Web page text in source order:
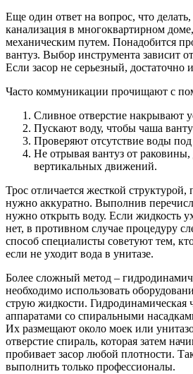
Еще один ответ на вопрос, что делать,
канализация в многоквартирном
механическим путем. Понадобится
вантуз. Выбор инструмента зависит
Если засор не серьезный, достаточно
Часто коммуникации прочищают с
Сливное отверстие накрывают
Пускают воду, чтобы чаша
Проверяют отсутствие воды
Не отрывая вантуз от
вертикальных движений.
Трос отличается жесткой
нужно аккуратно. Выполнив
нужно открыть воду. Если жидкость
нет, в противном случае процедуру
способ специалисты советуют тем,
если не уходит вода в унитазе.
Более сложный метод –
необходимо использовать
струю жидкости. Гидродинамическая
аппаратами со спиральными
Их размещают около моек или
отверстие спираль, которая затем
пробивает засор любой плотности.
выполнить только профессионалы.